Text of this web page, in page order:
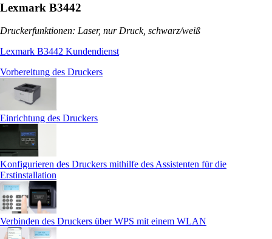
Lexmark B3442
Druckerfunktionen: Laser, nur Druck, schwarz/weiß
Lexmark B3442 Kundendienst
Vorbereitung des Druckers
Einrichtung des Druckers
Konfigurieren des Druckers mithilfe des Assistenten für die
Erstinstallation
Verbinden des Druckers über WPS mit einem WLAN